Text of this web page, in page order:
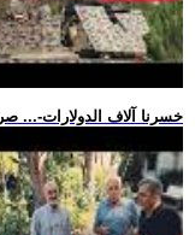
.. -خسرنا آلاف الدولارات-...